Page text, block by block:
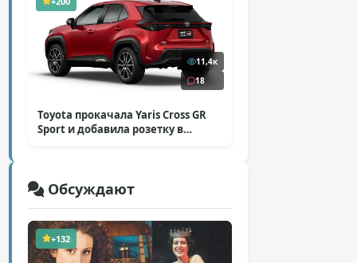
11,4к
18
Toyota прокачала Yaris Cross GR
Sport и добавила розетку в
Обсуждают
+132